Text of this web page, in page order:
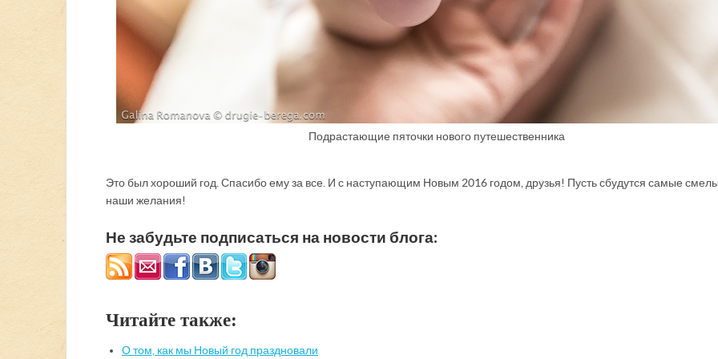
Подрастающие пяточки нового путешественника
Это был хороший год. Спасибо ему за все. И с наступающим Новым 2016 годом, друзья! Пусть сбудутся самые
наши желания!
Не забудьте подписаться на новости блога:
Читайте также:
О том, как мы Новый год праздновали